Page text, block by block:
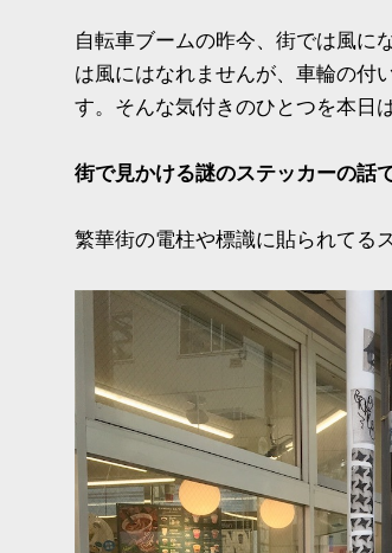
自転車ブームの昨今、街では風に
は風にはなれませんが、車輪の付
す。そんな気付きのひとつを本日
街で見かける謎のステッカーの話で
繁華街の電柱や標識に貼られてる